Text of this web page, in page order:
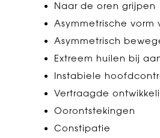
Naar de oren grijpen
Asymmetrische vorm
Asymmetrisch
Extreem huilen bij
Instabiele
Vertraagde
Oorontstekingen
Constipatie